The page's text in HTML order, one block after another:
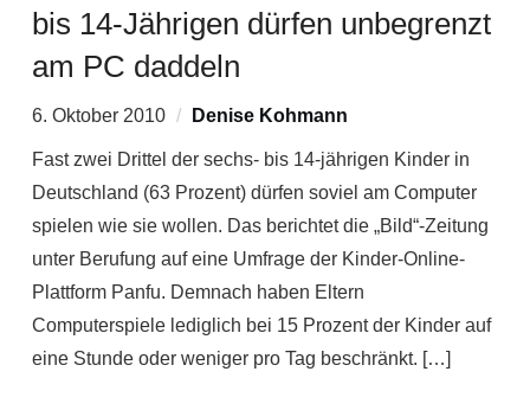
bis 14-Jährigen dürfen unbegrenzt
am PC daddeln
6. Oktober 2010 Denise Kohmann
Fast zwei Drittel der sechs- bis 14-jährigen Kinder in
Deutschland (63 Prozent) dürfen soviel am Computer
spielen wie sie wollen. Das berichtet die „Bild“-Zeitung
unter Berufung auf eine Umfrage der Kinder-Online-
Plattform Panfu. Demnach haben Eltern
Computerspiele lediglich bei 15 Prozent der Kinder auf
eine Stunde oder weniger pro Tag beschränkt. […]